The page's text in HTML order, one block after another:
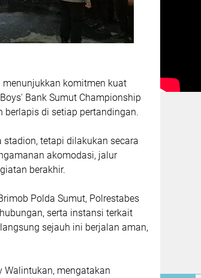
menunjukkan komitmen kuat
Bank Sumut Championship
berlapis di setiap pertandingan.
tetapi dilakukan secara
akomodasi, jalur
berakhir.
Polda Sumut, Polrestabes
serta instansi terkait
sejauh ini berjalan aman,
Walintukan, mengatakan